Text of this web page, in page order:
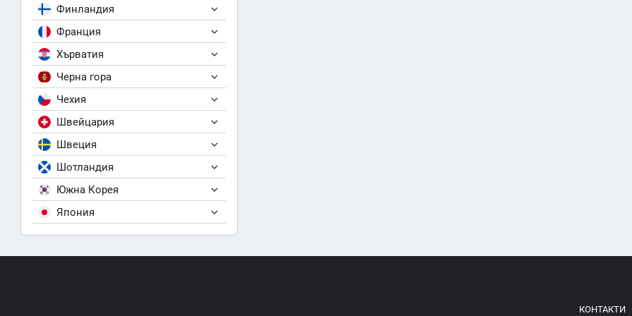
Финландия
Франция
Хърватия
Черна гора
Чехия
Швейцария
Швеция
Шотландия
Южна Корея
Япония
КОНТАКТИ